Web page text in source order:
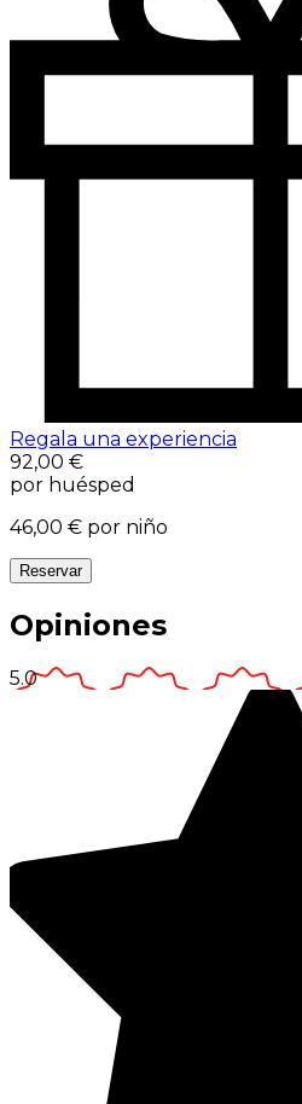
Regala una experiencia
92,00 €
por huésped
46,00 € por niño
Reservar
Opiniones
5.0